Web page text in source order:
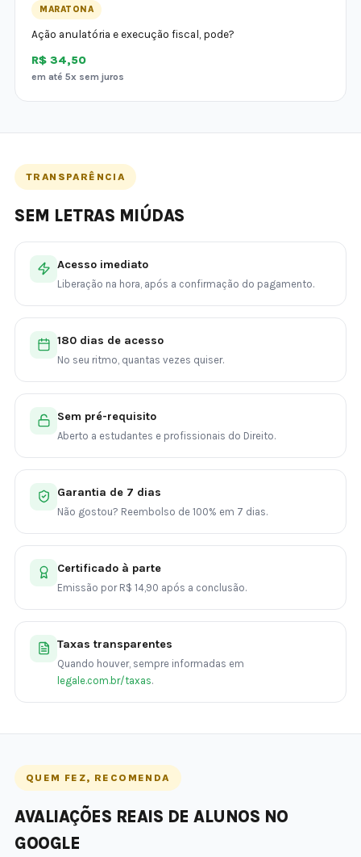
MARATONA
Ação anulatória e execução fiscal, pode?
R$ 34,50
em até 5x sem juros
TRANSPARÊNCIA
SEM LETRAS MIÚDAS
Acesso imediato
Liberação na hora, após a confirmação do pagamento.
180 dias de acesso
No seu ritmo, quantas vezes quiser.
Sem pré-requisito
Aberto a estudantes e profissionais do Direito.
Garantia de 7 dias
Não gostou? Reembolso de 100% em 7 dias.
Certificado à parte
Emissão por R$ 14,90 após a conclusão.
Taxas transparentes
Quando houver, sempre informadas em
legale.com.br/taxas.
QUEM FEZ, RECOMENDA
AVALIAÇÕES REAIS DE ALUNOS NO
GOOGLE